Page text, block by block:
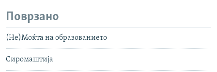
Поврзано
(Не)Моќта на образованието
Сиромаштија